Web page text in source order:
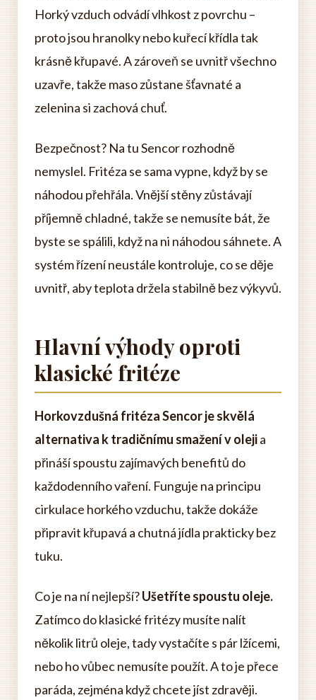
Horký vzduch odvádí vlhkost z povrchu –
proto jsou hranolky nebo kuřecí křídla tak
krásně křupavé. A zároveň se uvnitř všechno
uzavře, takže maso zůstane šťavnaté a
zelenina si zachová chuť.
Bezpečnost? Na tu Sencor rozhodně
nemyslel. Fritéza se sama vypne, když by se
náhodou přehřála. Vnější stěny zůstávají
příjemně chladné, takže se nemusíte bát, že
byste se spálili, když na ni náhodou sáhnete. A
systém řízení neustále kontroluje, co se děje
uvnitř, aby teplota držela stabilně bez výkyvů.
Hlavní výhody oproti
klasické fritéze
Horkovzdušná fritéza Sencor je skvělá
alternativa k tradičnímu smažení v olejia
přináší spoustu zajímavých benefitů do
každodenního vaření. Funguje na principu
cirkulace horkého vzduchu, takže dokáže
připravit křupavá a chutná jídla prakticky bez
tuku.
Co je na ní nejlepší?Ušetříte spoustu oleje.
Zatímco do klasické fritézy musíte nalít
několik litrů oleje, tady vystačíte s pár lžícemi,
nebo ho vůbec nemusíte použít. A to je přece
paráda, zejména když chcete jíst zdravěji.